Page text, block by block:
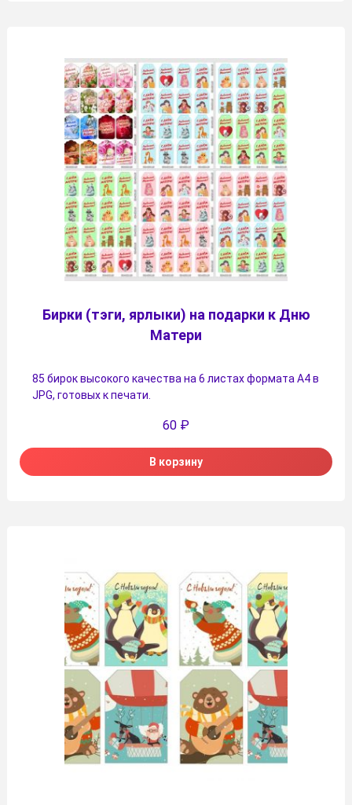
Бирки (тэги, ярлыки) на подарки к Дню
Матери
85 бирок высокого качества на 6 листах формата А4 в
JPG, готовых к печати.
60 ₽
В корзину